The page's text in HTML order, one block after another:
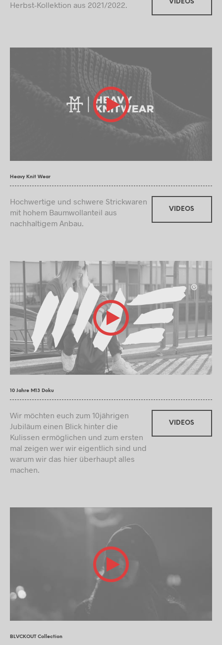
Herbst-Kollektion aus 2021/2022.
VIDEOS
Heavy Knit Wear
Hochwertige und schwere Strickwaren
mit hohem Baumwollanteil aus
nachhaltigem Anbau.
VIDEOS
10 Jahre M13 Doku
Wir möchten euch zum 10jährigen
Jubiläum einen Blick hinter die
Kulissen ermöglichen und zum ersten
mal zeigen wer wir eigentlich sind und
warum wir das hier überhaupt alles
machen.
VIDEOS
BLVCKOUT Collection